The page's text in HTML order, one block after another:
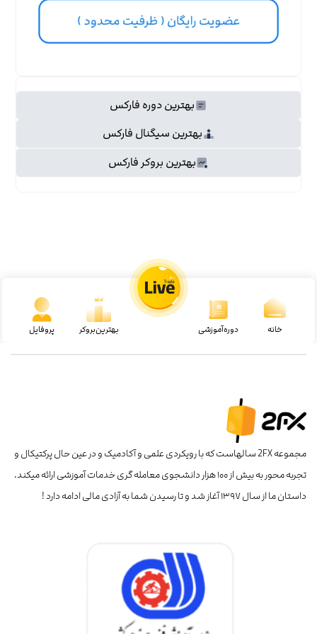
بهترین دوره فارکس
بهترین سیگنال فارکس
بهترین بروکر فارکس
خانه دوره‌آموزشی بهترین‌بروکر پروفایل
مجموعه 2FX سالهاست که با رویکردی علمی و آکادمیک و در عین حال پرکتیکال و
تجربه محور به بیش از ۱۰۰ هزار دانشجوی معامله گری خدمات آموزشی ارائه میکند.
داستان ما از سال ۱۳۹۷ آغاز شد و تا رسیدن شما به آزادی مالی ادامه دارد !